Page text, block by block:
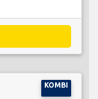
KOMBI